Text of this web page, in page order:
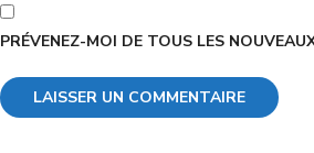
PRÉVENEZ-MOI DE TOUS LES